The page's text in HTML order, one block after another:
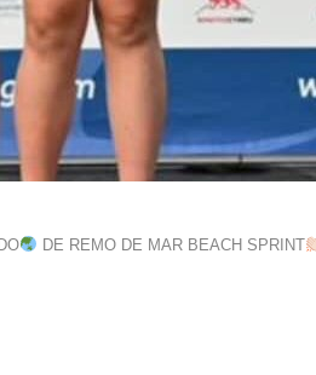
DE REMO DE MAR BEACH SPRINT